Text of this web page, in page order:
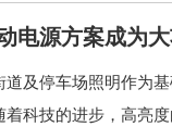
电源方案成为
及停车场照明作为
科技的进步，高亮